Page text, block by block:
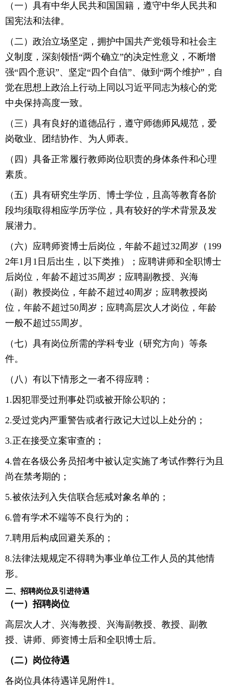
（一）具有中华人民共和国国籍，遵守中华人民共和
国宪法和法律。
（二）政治立场坚定，拥护中国共产党领导和社会主
义制度，深刻领悟“两个确立”的决定性意义，不断增
强“四个意识”、坚定“四个自信”、做到“两个维护”，自
觉在思想上政治上行动上同以习近平同志为核心的党
中央保持高度一致。
（三）具有良好的道德品行，遵守师德师风规范，爱
岗敬业、团结协作、为人师表。
（四）具备正常履行教师岗位职责的身体条件和心理
素质。
（五）具有研究生学历、博士学位，且高等教育各阶
段均须取得相应学历学位，具有较好的学术背景及发
展潜力。
（六）应聘师资博士后岗位，年龄不超过32周岁（199
2年1月1日后出生，以下类推）；应聘讲师和全职博士
后岗位，年龄不超过35周岁；应聘副教授、兴海
（副）教授岗位，年龄不超过40周岁；应聘教授岗
位，年龄不超过50周岁；应聘高层次人才岗位，年龄
一般不超过55周岁。
（七）具有岗位所需的学科专业（研究方向）等条
件。
（八）有以下情形之一者不得应聘：
1.因犯罪受过刑事处罚或被开除公职的；
2.受过党内严重警告或者行政记大过以上处分的；
3.正在接受立案审查的；
4.曾在各级公务员招考中被认定实施了考试作弊行为且
尚在禁考期的；
5.被依法列入失信联合惩戒对象名单的；
6.曾有学术不端等不良行为的；
7.聘用后构成回避关系的；
8.法律法规规定不得聘为事业单位工作人员的其他情
形。
二、招聘岗位及引进待遇
（一）招聘岗位
高层次人才、兴海教授、兴海副教授、教授、副教
授、讲师、师资博士后和全职博士后。
（二）岗位待遇
各岗位具体待遇详见附件1。